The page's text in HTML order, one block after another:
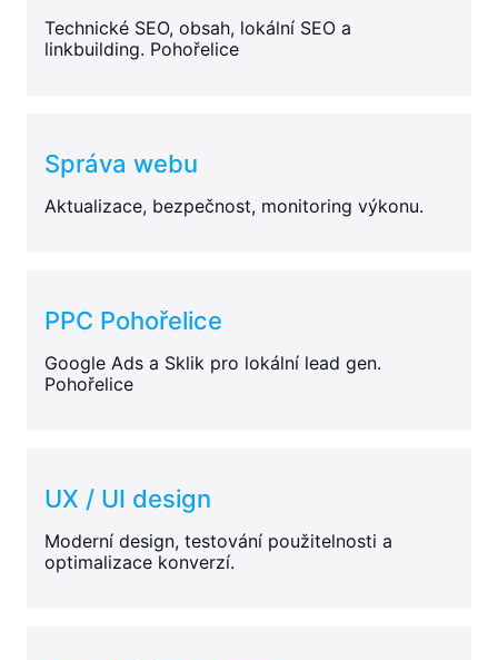
Technické SEO, obsah, lokální SEO a
linkbuilding. Pohořelice
Správa webu
Aktualizace, bezpečnost, monitoring výkonu.
PPC Pohořelice
Google Ads a Sklik pro lokální lead gen.
Pohořelice
UX / UI design
Moderní design, testování použitelnosti a
optimalizace konverzí.